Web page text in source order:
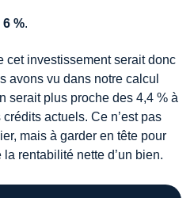
6 %.
cet investissement serait donc
avons vu dans notre calcul
serait plus proche des 4,4 % à
actuels. Ce n’est pas
mais à garder en tête pour
rentabilité nette d’un bien.